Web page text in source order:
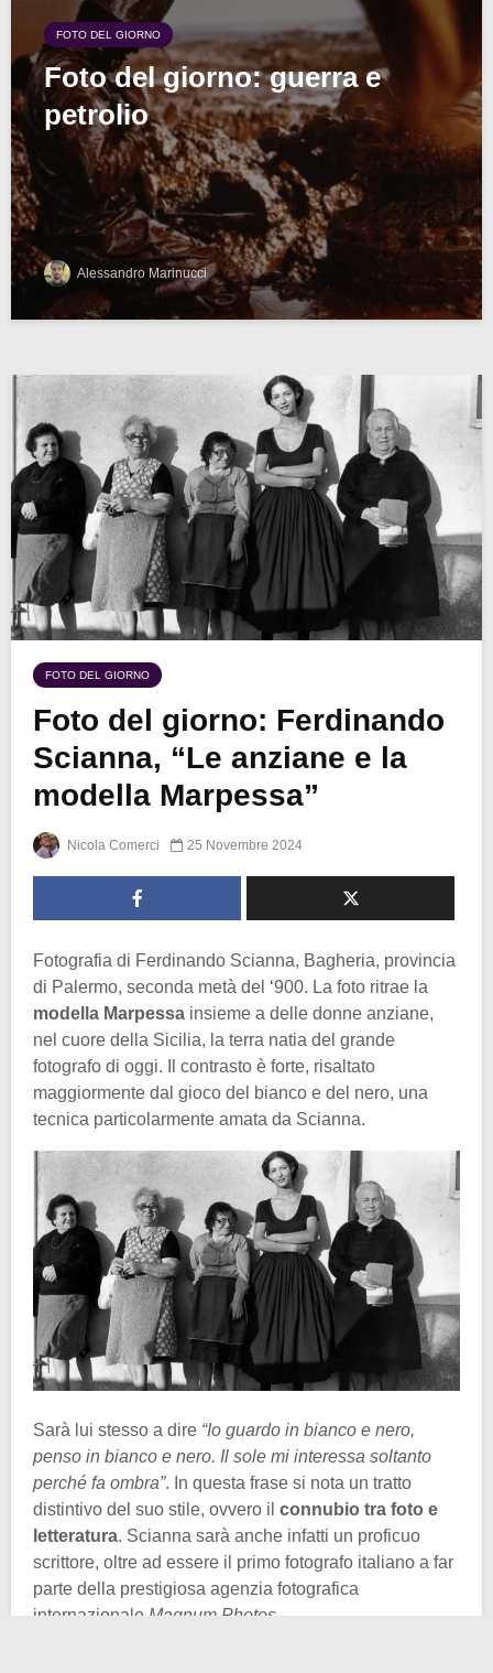
FOTO DEL GIORNO
Foto del giorno: guerra e
petrolio
Alessandro Marinucci
FOTO DEL GIORNO
Foto del giorno: Ferdinando
Scianna, “Le anziane e la
modella Marpessa”
Nicola Comerci 25 Novembre 2024
Fotografia di Ferdinando Scianna, Bagheria, provincia
di Palermo, seconda metà del ‘900. La foto ritrae la
modella Marpessa insieme a delle donne anziane,
nel cuore della Sicilia, la terra natia del grande
fotografo di oggi. Il contrasto è forte, risaltato
maggiormente dal gioco del bianco e del nero, una
tecnica particolarmente amata da Scianna.
Sarà lui stesso a dire “Io guardo in bianco e nero,
penso in bianco e nero. Il sole mi interessa soltanto
perché fa ombra”. In questa frase si nota un tratto
distintivo del suo stile, ovvero il connubio tra foto e
letteratura. Scianna sarà anche infatti un proficuo
scrittore, oltre ad essere il primo fotografo italiano a far
parte della prestigiosa agenzia fotografica
internazionale Magnum Photos